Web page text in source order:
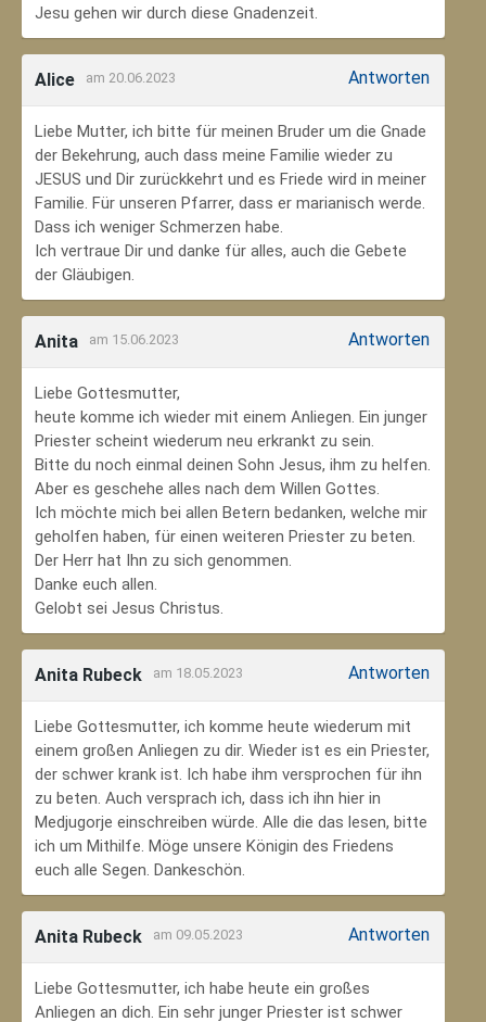
Jesu gehen wir durch diese Gnadenzeit.
Alice am 20.06.2023 Antworten
Liebe Mutter, ich bitte für meinen Bruder um die Gnade
der Bekehrung, auch dass meine Familie wieder zu
JESUS und Dir zurückkehrt und es Friede wird in meiner
Familie. Für unseren Pfarrer, dass er marianisch werde.
Dass ich weniger Schmerzen habe.
Ich vertraue Dir und danke für alles, auch die Gebete
der Gläubigen.
Anita am 15.06.2023 Antworten
Liebe Gottesmutter,
heute komme ich wieder mit einem Anliegen. Ein junger
Priester scheint wiederum neu erkrankt zu sein.
Bitte du noch einmal deinen Sohn Jesus, ihm zu helfen.
Aber es geschehe alles nach dem Willen Gottes.
Ich möchte mich bei allen Betern bedanken, welche mir
geholfen haben, für einen weiteren Priester zu beten.
Der Herr hat Ihn zu sich genommen.
Danke euch allen.
Gelobt sei Jesus Christus.
Anita Rubeck am 18.05.2023 Antworten
Liebe Gottesmutter, ich komme heute wiederum mit
einem großen Anliegen zu dir. Wieder ist es ein Priester,
der schwer krank ist. Ich habe ihm versprochen für ihn
zu beten. Auch versprach ich, dass ich ihn hier in
Medjugorje einschreiben würde. Alle die das lesen, bitte
ich um Mithilfe. Möge unsere Königin des Friedens
euch alle Segen. Dankeschön.
Anita Rubeck am 09.05.2023 Antworten
Liebe Gottesmutter, ich habe heute ein großes
Anliegen an dich. Ein sehr junger Priester ist schwer